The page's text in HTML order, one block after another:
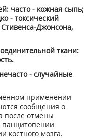
часто - кожная сыпь;
- токсический
Джонсона,
ткани:
- случайные
применении
сообщения о
после отмены
панцитопении
костного мозга.